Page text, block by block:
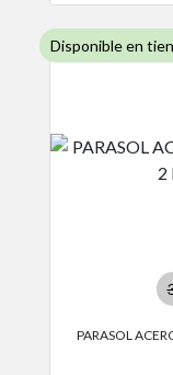
Disponible en
PARASOL